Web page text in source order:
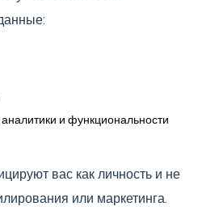
и функциональности
вас как личность и не
или маркетинга.